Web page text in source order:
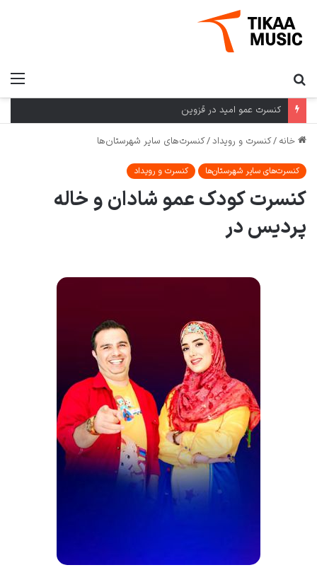
کنسرت عمو امید در قزوین
خانه /کنسرت و رویداد/کنسرت‌های سایر شهرستان‌ها
کنسرت‌های سایر شهرستان‌ها کنسرت و رویداد
کنسرت کودک عمو شادان و خاله
پردیس در